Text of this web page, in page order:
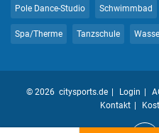
Pole Dance-Studio Schwimmbad
Spa/Therme Tanzschule
© 2026 citysports.de Login
Kontakt